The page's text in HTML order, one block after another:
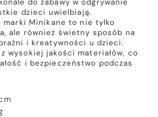
do zabawy w odgrywanie
dzieci uwielbiają.
marki Minikane to nie tylko
ale również świetny sposób na
i kreatywności u dzieci.
wysokiej jakości materiałów, co
i bezpieczeństwo podczas